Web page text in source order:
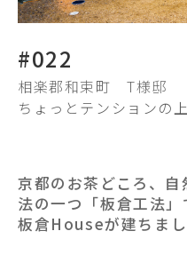
#022
相楽郡和束町
T様邸
ちょっとテンションの
京都のお茶どころ、
法の一つ「板倉工法」
板倉Houseが建ちま